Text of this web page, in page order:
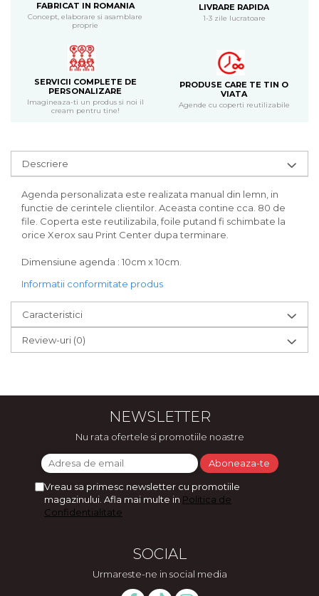
FABRICAT IN ROMANIA
Concept, elaborare si asamblare
proprie
LIVRARE RAPIDA
1-3 zile lucratoare
SERVICII COMPLETE DE
PERSONALIZARE
Imagineaza-ti un produs si noi il
cream pentru tine!
PRODUSE CARE TE TIN O
VIATA
Agende cu coperti reutilizabile
Descriere
Agenda personalizata este realizata manual din lemn, in
functie de cerintele clientilor. Aceasta contine cca. 80 de
file. Coperta este reutilizabila, foile putand fi schimbate la
orice Xerox sau Print Center dupa terminare.
Dimensiune agenda : 10cm x 10cm.
Informatii conformitate produs
Caracteristici
Review-uri (0)
NEWSLETTER
Nu rata ofertele si promotiile noastre
Vreau sa primesc newsletter cu promotiile
magazinului. Afla mai multe in Politica de
Confidentialitate
SOCIAL
Urmareste-ne in social media